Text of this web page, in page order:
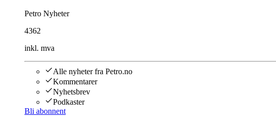
Petro Nyheter
4362
inkl. mva
Alle nyheter fra Petro.no
Kommentarer
Nyhetsbrev
Podkaster
Bli abonnent